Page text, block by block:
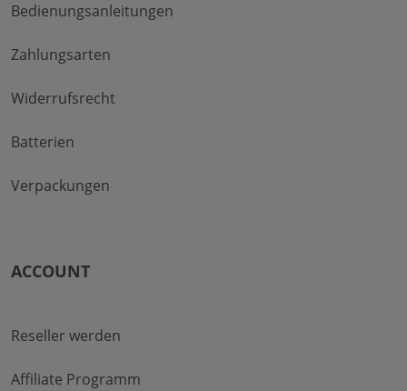
Bedienungsanleitungen
Zahlungsarten
Widerrufsrecht
Batterien
Verpackungen
ACCOUNT
Reseller werden
Affiliate Programm